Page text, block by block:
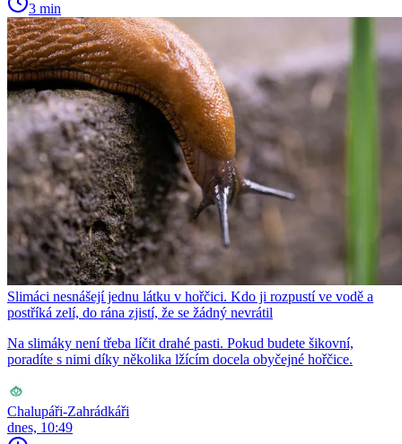
3 min
Slimáci nesnášejí jednu látku v hořčici. Kdo ji rozpustí ve vodě a
postříká zelí, do rána zjistí, že se žádný nevrátil
Na slimáky není třeba líčit drahé pasti. Pokud budete šikovní,
poradíte s nimi díky několika lžícím docela obyčejné hořčice.
Chalupáři-Zahrádkáři
dnes, 10:49